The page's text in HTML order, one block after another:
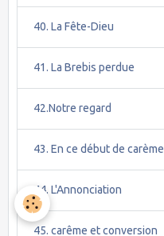
40. La Fête-Dieu
41. La Brebis perdue
42.Notre regard
43. En ce début de carème
44. L'Annonciation
45. carême et conversion